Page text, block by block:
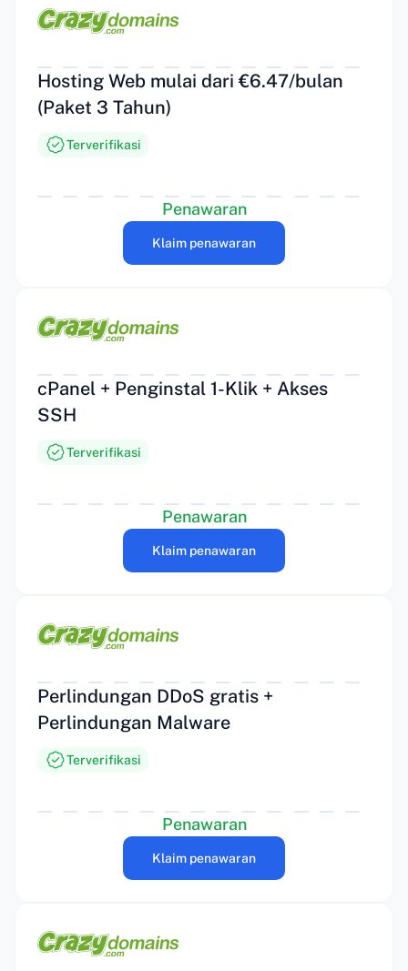
Hosting Web mulai dari €6.47/bulan
(Paket 3 Tahun)
Terverifikasi
Penawaran
Klaim penawaran
cPanel + Penginstal 1-Klik + Akses
SSH
Terverifikasi
Penawaran
Klaim penawaran
Perlindungan DDoS gratis +
Perlindungan Malware
Terverifikasi
Penawaran
Klaim penawaran